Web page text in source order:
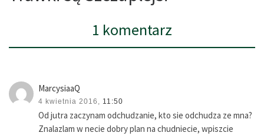
1 komentarz
MarcysiaaQ
4 kwietnia 2016, 11:50
Od jutra zaczynam odchudzanie, kto sie odchudza ze mna?
Znalazlam w necie dobry plan na chudniecie, wpiszcie